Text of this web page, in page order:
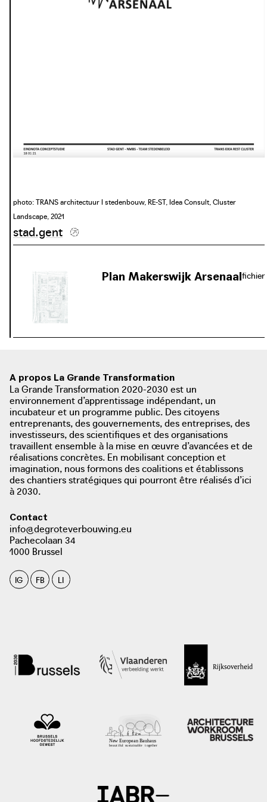
photo: TRANS architectuur I stedenbouw, RE-ST, Idea Consult, Cluster
Landscape, 2021
stad.gent
fichier
Plan Makerswijk Arsenaal
A propos La Grande Transformation
La Grande Transformation 2020-2030 est un
environnement d’apprentissage indépendant, un
incubateur et un programme public. Des citoyens
entreprenants, des gouvernements, des entreprises, des
investisseurs, des scientifiques et des organisations
travaillent ensemble à la mise en œuvre d’avancées et de
réalisations concrètes. En mobilisant conception et
imagination, nous formons des coalitions et établissons
des chantiers stratégiques qui pourront être réalisés d’ici
à 2030.
Contact
info@degroteverbouwing.eu
Pachecolaan 34
1000 Brussel
IG FB LI